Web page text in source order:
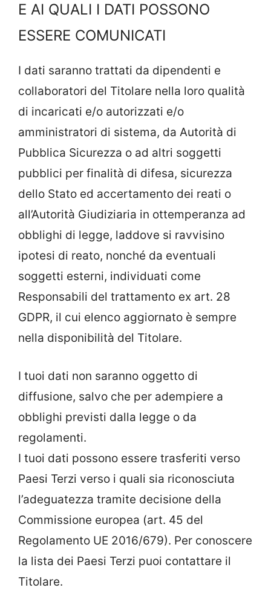
E AI QUALI I DATI POSSONO
ESSERE COMUNICATI
I dati saranno trattati da dipendenti e
collaboratori del Titolare nella loro qualità
di incaricati e/o autorizzati e/o
amministratori di sistema, da Autorità di
Pubblica Sicurezza o ad altri soggetti
pubblici per finalità di difesa, sicurezza
dello Stato ed accertamento dei reati o
all’Autorità Giudiziaria in ottemperanza ad
obblighi di legge, laddove si ravvisino
ipotesi di reato, nonché da eventuali
soggetti esterni, individuati come
Responsabili del trattamento ex art. 28
GDPR, il cui elenco aggiornato è sempre
nella disponibilità del Titolare.
I tuoi dati non saranno oggetto di
diffusione, salvo che per adempiere a
obblighi previsti dalla legge o da
regolamenti.
I tuoi dati possono essere trasferiti verso
Paesi Terzi verso i quali sia riconosciuta
l’adeguatezza tramite decisione della
Commissione europea (art. 45 del
Regolamento UE 2016/679). Per conoscere
la lista dei Paesi Terzi puoi contattare il
Titolare.